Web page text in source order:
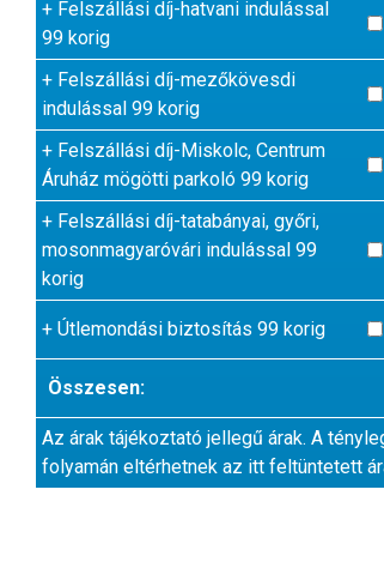
+ Felszállási díj-hatvani indulással
99 korig
+ Felszállási díj-mezőkövesdi
indulással 99 korig
+ Felszállási díj-Miskolc, Centrum
Áruház mögötti parkoló 99 korig
+ Felszállási díj-tatabányai, győri,
mosonmagyaróvári indulással 99
korig
+ Útlemondási biztosítás 99 korig
Összesen:
Az árak tájékoztató jellegű árak. A
folyamán eltérhetnek az itt feltüntetett